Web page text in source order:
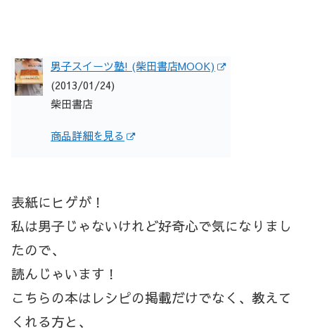
男子スイーツ塾! (柴田書店MOOK)
(2013/01/24)
柴田書店
商品詳細を見る
表紙にヒゲが！
私は男子じゃないけれど好奇心で気になりまし
たので、
読んじゃいます！
こちらの本はレシピの掲載だけでなく、教えて
くれる方と、